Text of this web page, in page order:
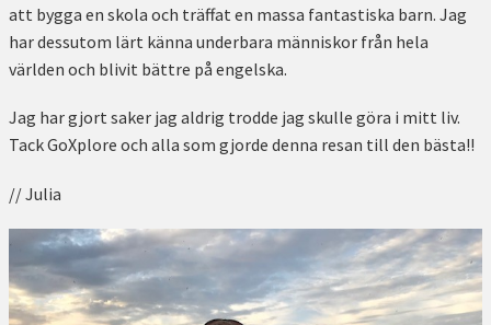
att bygga en skola och träffat en massa fantastiska barn. Jag
har dessutom lärt känna underbara människor från hela
världen och blivit bättre på engelska.
Jag har gjort saker jag aldrig trodde jag skulle göra i mitt liv.
Tack GoXplore och alla som gjorde denna resan till den bästa!!
// Julia